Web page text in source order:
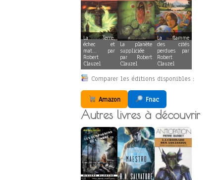
La Terre,
échec et
mat… par
Robert
Clauzel
La planète
suppliciée
par Robert
Clauzel
La flamme
des cités
perdues par
Robert
Clauzel
Comparer les éditions disponibles :
Amazon Fnac
Autres livres à découvrir